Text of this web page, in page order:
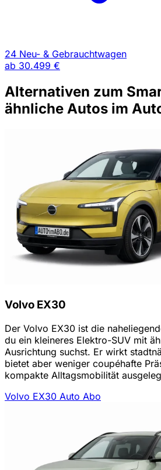
24 Neu- & Gebrauchtwagen
ab 30.499 €
Alternativen zum
ähnliche Autos im
Volvo EX30
Der Volvo EX30 ist die
du ein kleineres Elektro-SUV mit
Ausrichtung suchst. Er wirkt
bietet aber weniger coupéhafte
kompakte Alltagsmobilität
Volvo EX30 Auto Abo